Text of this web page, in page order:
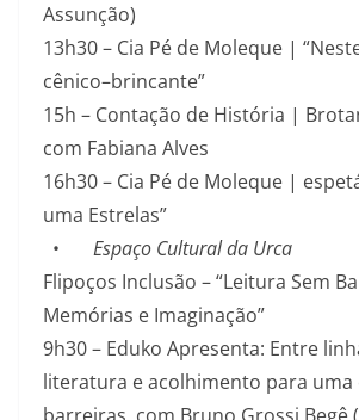
Assunção)
13h30 – Cia Pé de Moleque |
cênico–brincante”
15h – Contação de História |
com Fabiana Alves
16h30 – Cia Pé de Moleque |
uma Estrelas”
• Espaço Cultural da Urca
Flipoços Inclusão – “Leitura Sem
Memórias e Imaginação”
9h30 – Eduko Apresenta: Entre
literatura e acolhimento para uma